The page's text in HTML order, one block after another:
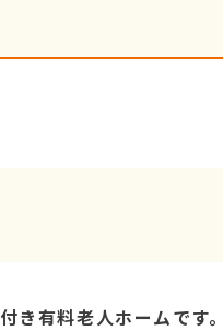
き有料老人ホームです。